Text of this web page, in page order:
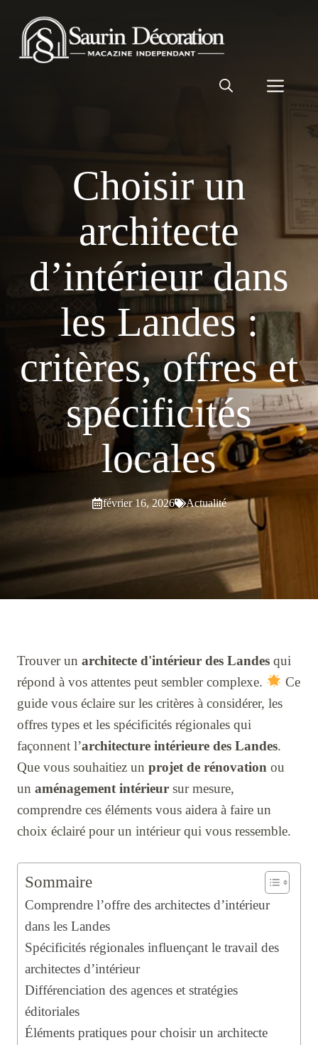
contenu
Choisir un
architecte
d’intérieur dans
les Landes :
critères, offres et
spécificités
locales
février 16, 2026 Actualité
Trouver un architecte d'intérieur des Landes qui
répond à vos attentes peut sembler complexe.
Ce
guide vous éclaire sur les critères à considérer, les
offres types et les spécificités régionales qui
façonnent l’architecture intérieure des Landes.
Que vous souhaitiez un projet de rénovation ou
un aménagement intérieur sur mesure,
comprendre ces éléments vous aidera à faire un
choix éclairé pour un intérieur qui vous ressemble.
Sommaire
Comprendre l’offre des architectes d’intérieur
dans les Landes
Spécificités régionales influençant le travail des
architectes d’intérieur
Différenciation des agences et stratégies
éditoriales
Éléments pratiques pour choisir un architecte